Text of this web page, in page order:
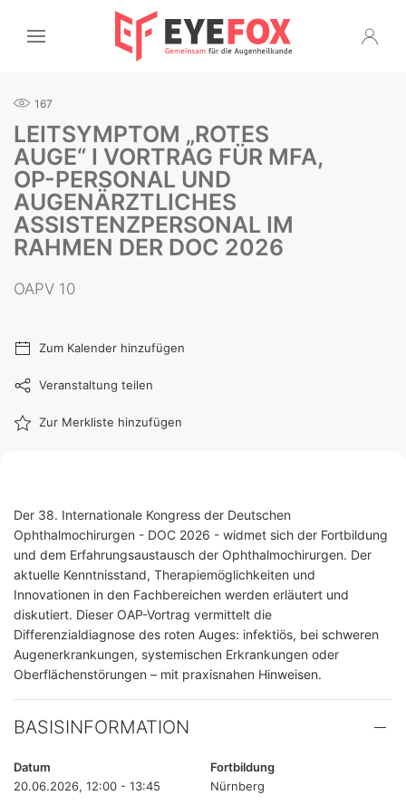
167
LEITSYMPTOM „ROTES
AUGE“ I VORTRAG FÜR MFA,
OP-PERSONAL UND
AUGENÄRZTLICHES
ASSISTENZPERSONAL IM
RAHMEN DER DOC 2026
OAPV 10
Zum Kalender hinzufügen
Veranstaltung teilen
Zur Merkliste hinzufügen
Der 38. Internationale Kongress der Deutschen
Ophthalmochirurgen - DOC 2026 - widmet sich der Fortbildung
und dem Erfahrungsaustausch der Ophthalmochirurgen. Der
aktuelle Kenntnisstand, Therapiemöglichkeiten und
Innovationen in den Fachbereichen werden erläutert und
diskutiert. Dieser OAP-Vortrag vermittelt die
Differenzialdiagnose des roten Auges: infektiös, bei schweren
Augenerkrankungen, systemischen Erkrankungen oder
Oberflächenstörungen – mit praxisnahen Hinweisen.
BASISINFORMATION
Datum
20.06.2026, 12:00 - 13:45
Fortbildung
Nürnberg